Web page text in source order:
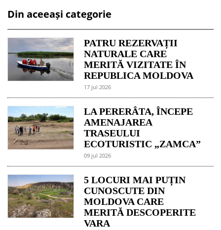
Din aceeași categorie
PATRU REZERVAȚII
NATURALE CARE
MERITĂ VIZITATE ÎN
REPUBLICA MOLDOVA
17 jul 2026
LA PERERÂTA, ÎNCEPE
AMENAJAREA
TRASEULUI
ECOTURISTIC „ZAMCA”
09 jul 2026
5 LOCURI MAI PUȚIN
CUNOSCUTE DIN
MOLDOVA CARE
MERITĂ DESCOPERITE
VARA